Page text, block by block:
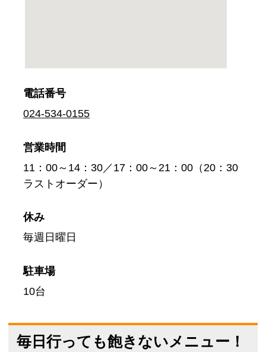
電話番号
024-534-0155
営業時間
11：00～14：30／17：00～21：00（20：30
ラストオーダー）
休み
毎週日曜日
駐車場
10台
毎日行っても飽きないメニュー！